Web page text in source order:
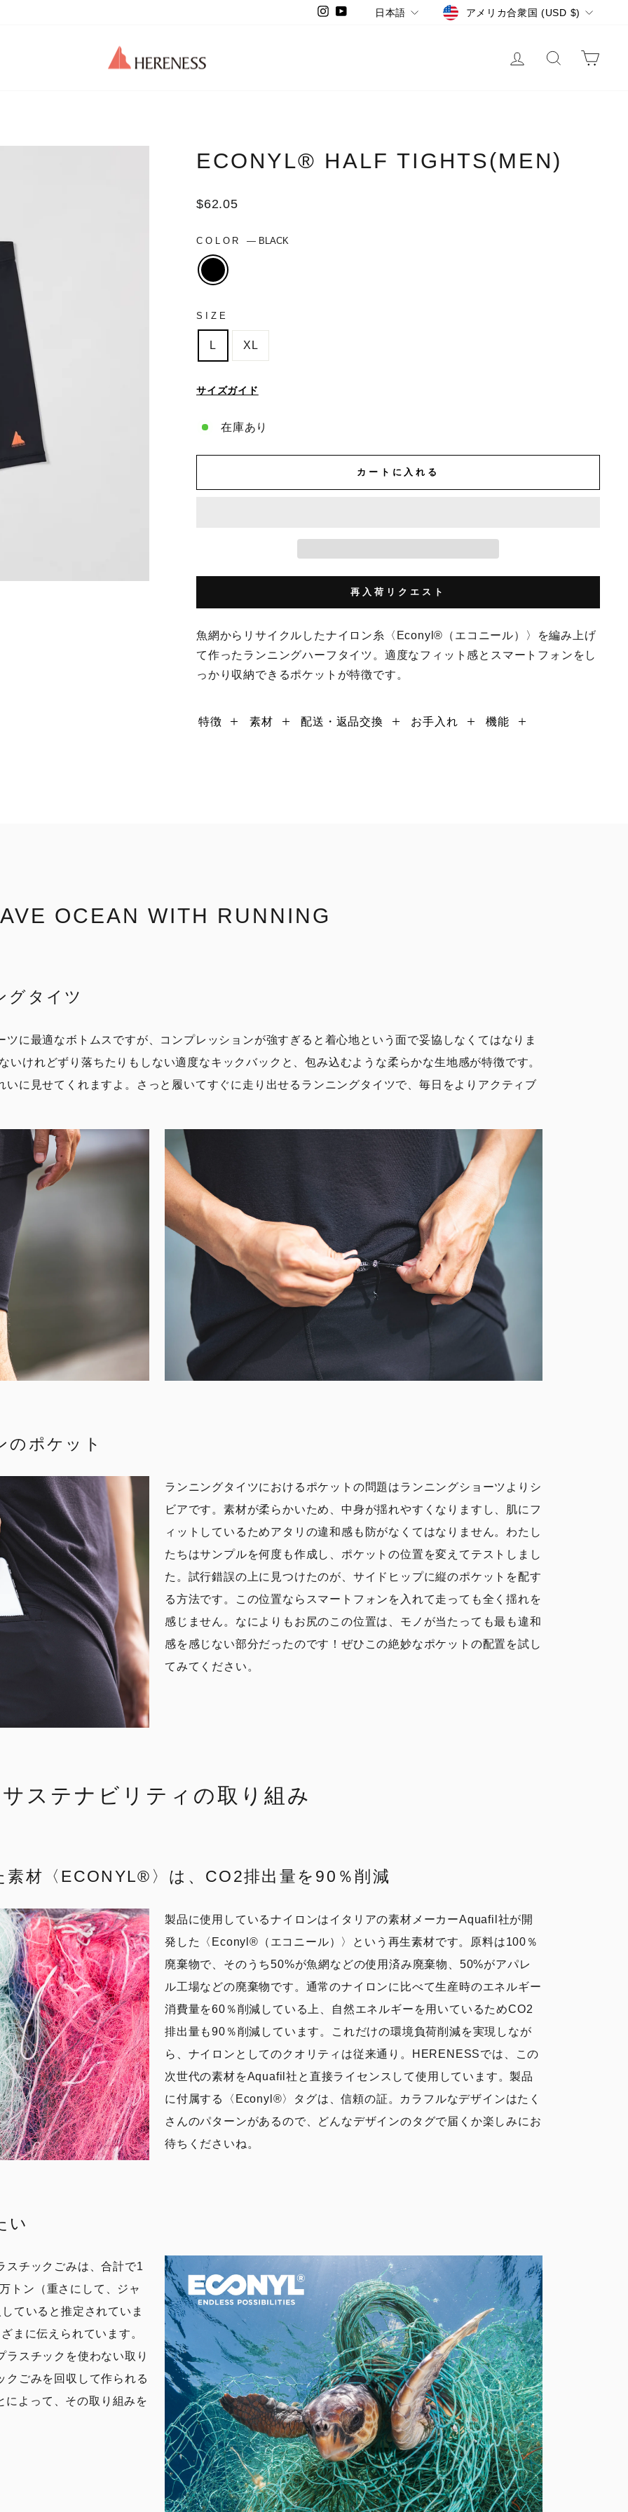
Instagram
YouTubeLANGUAGE
日本語 CURRENCY
アメリカ合衆国 (USD $)
LOG INSEARCH
ECONYL®︎ HALF TIGHTS(MEN)
Regular
$62.05
COLOR— BLACK
SIZE
L XL
サイズガイド
在庫あり
カートに入れる
再入荷リクエスト
魚網からリサイクルしたナイロン糸〈Econyl®︎（エコニール）〉を編み上げ
て作ったランニングハーフタイツ。適度なフィット感とスマートフォンをし
っかり収納できるポケットが特徴です。
特徴 素材 配送・返品交換 お手入れ 機能
OCEAN WITH RUNNING
グタイツ
に最適なボトムスですが、コンプレッションが強すぎると着心地という面で妥協しなくてはなりま
けれどずり落ちたりもしない適度なキックバックと、包み込むような柔らかな生地感が特徴です。
に見せてくれますよ。さっと履いてすぐに走り出せるランニングタイツで、毎日をよりアクティブ
のポケット
ランニングタイツにおけるポケットの問題はランニングショーツよりシ
ビアです。素材が柔らかいため、中身が揺れやすくなりますし、肌にフ
ィットしているためアタリの違和感も防がなくてはなりません。わたし
たちはサンプルを何度も作成し、ポケットの位置を変えてテストしまし
た。試行錯誤の上に見つけたのが、サイドヒップに縦のポケットを配す
る方法です。この位置ならスマートフォンを入れて走っても全く揺れを
感じません。なによりもお尻のこの位置は、モノが当たっても最も違和
感を感じない部分だったのです！ぜひこの絶妙なポケットの配置を試し
てみてください。
サステナビリティの取り組み
材〈ECONYL®︎〉は、CO2排出量を90％削減
製品に使用しているナイロンはイタリアの素材メーカーAquafil社が開
発した〈Econyl®︎（エコニール）〉という再生素材です。原料は100％
廃棄物で、そのうち50%が魚網などの使用済み廃棄物、50%がアパレ
ル工場などの廃棄物です。通常のナイロンに比べて生産時のエネルギー
消費量を60％削減している上、自然エネルギーを用いているためCO2
排出量も90％削減しています。これだけの環境負荷削減を実現しなが
ら、ナイロンとしてのクオリティは従来通り。HERENESSでは、この
次世代の素材をAquafil社と直接ライセンスして使用しています。製品
に付属する〈Econyl®︎〉タグは、信頼の証。カラフルなデザインはたく
さんのパターンがあるので、どんなデザインのタグで届くか楽しみにお
待ちくださいね。
い
スチックごみは、合計で1
トン（重さにして、ジャ
ていると推定されていま
まに伝えられています。
スチックを使わない取り
クごみを回収して作られる
よって、その取り組みを